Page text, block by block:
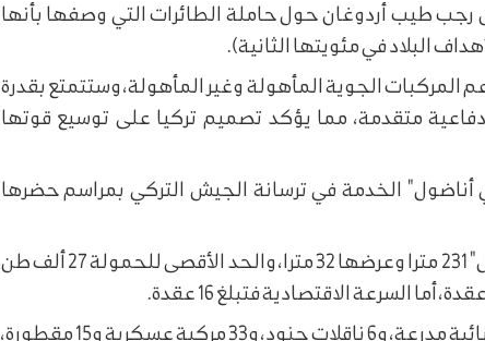
رجب طيب أردوغان حول حاملة الطائرات التي وصفها بأنها
البلاد في مئويتها الثانية).
الجوية المأهولة وغير المأهولة، وستتمتع بقدرة
متقدمة، مما يؤكد تصميم تركيا على توسيع قوتها
الخدمة في ترسانة الجيش التركي بمراسم حضرها
ويبلغ طول حاملة الطائرات "تي سي جي أناضول" 231 مترا وعرضها 32 مترا، والحد الأقصى للحمولة 27 ألف طن
وتستطيع السفينة حمل 13 دبابة و27 مركبة برمائية مدرعة، و6 ناقلات جنود، و33 مركبة عسكرية و15 مقطورة،